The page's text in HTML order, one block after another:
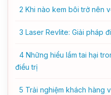
2 Khi nào kem bôi trở nên
3 Laser Revlite: Giải pháp
4 Những hiểu lầm tai hại
điều trị
5 Trải nghiệm khách hàng